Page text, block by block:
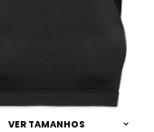
VER TAMANHOS